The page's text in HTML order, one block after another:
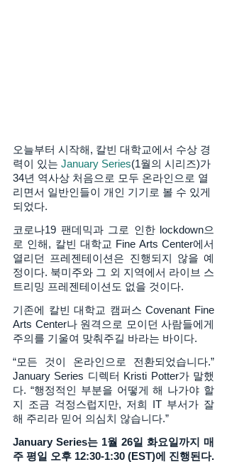
오늘부터 시작해, 칼빈 대학교에서 수상 경
력이 있는 January Series(1월의 시리즈)가
34년 역사상 처음으로 모두 온라인으로 열
리면서 일반인들이 개인 기기로 볼 수 있게
되었다.
코로나19 팬데믹과 그로 인한 lockdown으
로 인해, 칼빈 대학교 Fine Arts Center에서
열리던 프레젠테이션은 진행되지 않을 예
정이다. 북미주와 그 외 지역에서 라이브 스
트리밍 프레젠테이션도 없을 것이다.
기존에 칼빈 대학교 캠퍼스 Covenant Fine
Arts Center나 원격으로 모이던 사람들에게
주의를 기울여 맞춰주길 바라는 바이다.
“모든 것이 온라인으로 전환되었습니다.”
January Series 디렉터 Kristi Potter가 말했
다. “행정적인 부분을 어떻게 해 나가야 할
지 조금 걱정스럽지만, 저희 IT 부서가 잘
해 주리라 믿어 의심치 않습니다.”
January Series는 1월 26일 화요일까지 매